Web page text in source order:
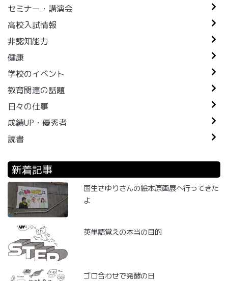
セミナー・講演会
高校入試情報
非認知能力
健康
学校のイベント
教育関連の話題
日々の仕事
成績UP・優秀者
読書
新着記事
国生さゆりさんの絵本原画展へ行ってきた
よ
英単語覚えの本当の目的
ゴロ合わせで発酵の日